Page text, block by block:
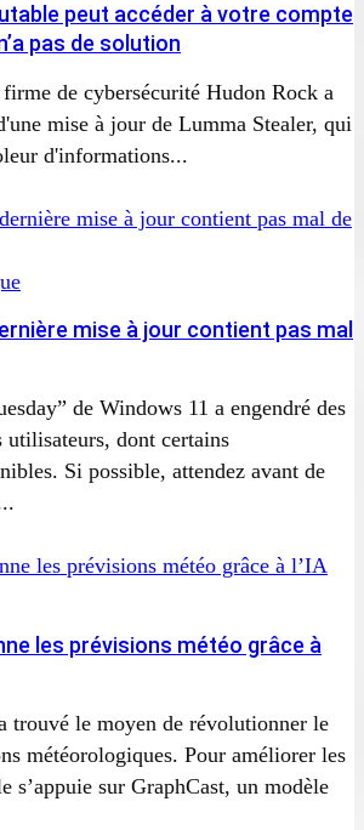
peut accéder à votre compte
pas de solution
de cybersécurité Hudon Rock a
mise à jour de Lumma Stealer, qui
d'informations...
mise à jour contient pas mal
de Windows 11 a engendré des
utilisateurs, dont certains
Si possible, attendez avant de
les prévisions météo grâce à
trouvé le moyen de révolutionner le
météorologiques. Pour améliorer les
s’appuie sur GraphCast, un modèle